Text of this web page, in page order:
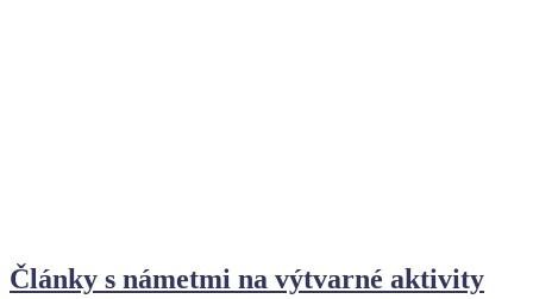
Články s námetmi na výtvarné aktivity